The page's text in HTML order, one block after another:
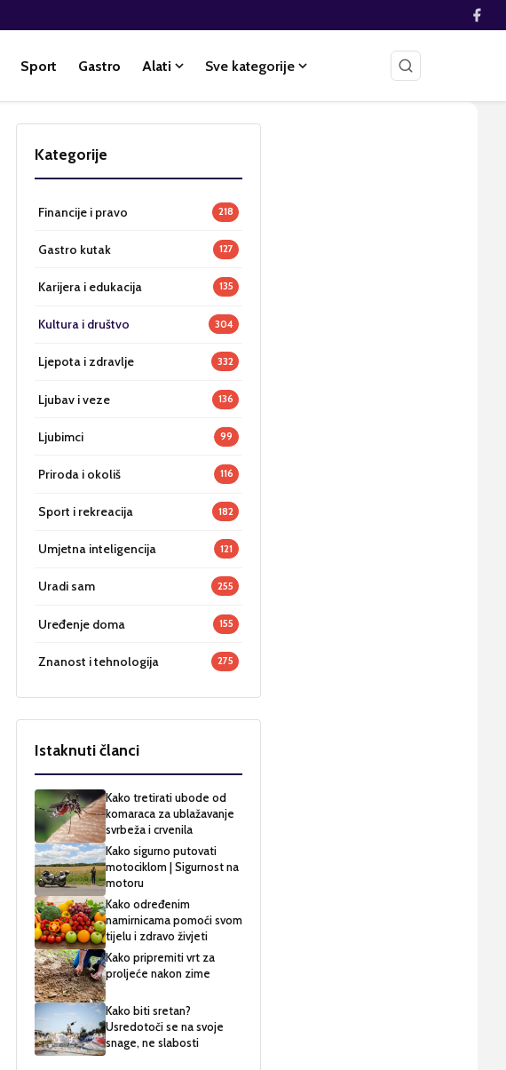
Sport Gastro Alati Sve kategorije
Kategorije
Financije i pravo 218
Gastro kutak 127
Karijera i edukacija 135
Kultura i društvo 304
Ljepota i zdravlje 332
Ljubav i veze 136
Ljubimci 99
Priroda i okoliš 116
Sport i rekreacija 182
Umjetna inteligencija 121
Uradi sam 255
Uređenje doma 155
Znanost i tehnologija 275
Istaknuti članci
Kako tretirati ubode od
komaraca za ublažavanje
svrbeža i crvenila
Kako sigurno putovati
motociklom | Sigurnost na
motoru
Kako određenim
namirnicama pomoći svom
tijelu i zdravo živjeti
Kako pripremiti vrt za
proljeće nakon zime
Kako biti sretan?
Usredotoči se na svoje
snage, ne slabosti